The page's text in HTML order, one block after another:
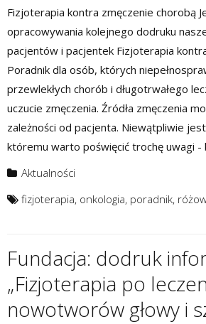
Fizjoterapia kontra zmęczenie chorobą
opracowywania kolejnego dodruku
pacjentów i pacjentek Fizjoterapia
Poradnik dla osób, których
przewlekłych chorób i długotrwałego
uczucie zmęczenia. Źródła zmęczenia
zależności od pacjenta. Niewątpliwie
któremu warto poświęcić trochę uwagi -
Aktualności
fizjoterapia, onkologia, poradnik,
Fundacja: dodruk
„Fizjoterapia po
nowotworów głowy i